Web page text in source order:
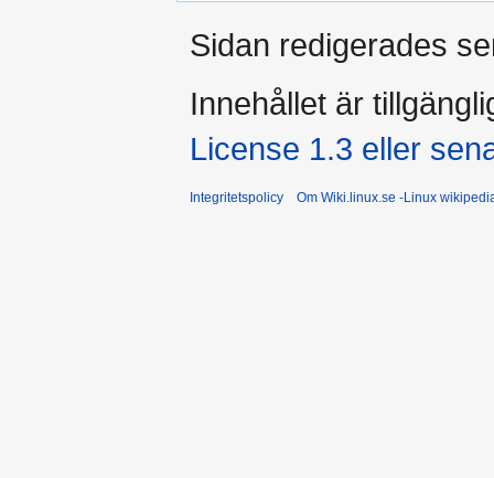
Sidan redigerades
Innehållet är
License 1.3 eller
Integritetspolicy Om Wiki.linux.se -Linux